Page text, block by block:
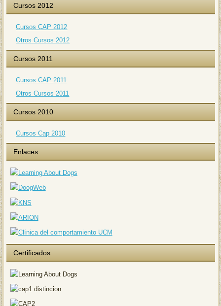
Cursos 2012
Cursos CAP 2012
Otros Cursos 2012
Cursos 2011
Cursos CAP 2011
Otros Cursos 2011
Cursos 2010
Cursos Cap 2010
Enlaces
Certificados